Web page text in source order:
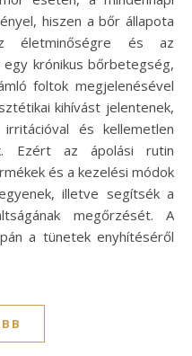
hiszen a bőr állapota
életminőségre és az
egy krónikus bőrbetegség,
foltok megjelenésével
kihívást jelentenek,
és kellemetlen
Ezért az ápolási rutin
és a kezelési módok
illetve segítsék a
megőrzését. A
a tünetek enyhítéséről